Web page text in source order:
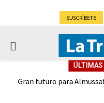
SUSCRÍBETE
PRIMARY
Gran futuro para